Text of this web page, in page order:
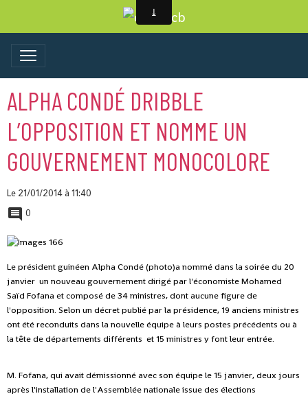
ALPHA CONDÉ DRIBBLE
L’OPPOSITION ET NOMME UN
GOUVERNEMENT MONOCOLORE
Le 21/01/2014à 11:40
0
Le président guinéen Alpha Condé (photo)a nommé dans la soirée du 20
janvier un nouveau gouvernement dirigé par l'économiste Mohamed
Saïd Fofana et composé de 34 ministres, dont aucune figure de
l'opposition. Selon un décret publié par la présidence, 19 anciens ministres
ont été reconduits dans la nouvelle équipe à leurs postes précédents ou à
la tête de départements différents et 15 ministres y font leur entrée.
M. Fofana, qui avait démissionné avec son équipe le 15 janvier, deux jours
après l'installation de l'Assemblée nationale issue des élections